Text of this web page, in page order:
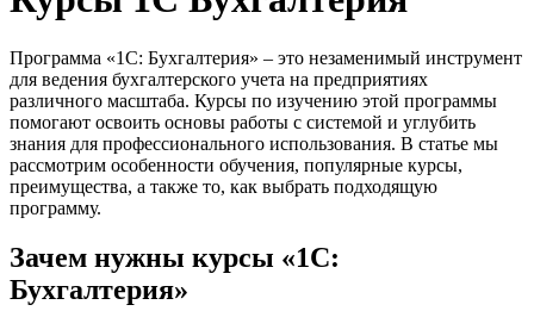
Программа «1С: Бухгалтерия» – это незаменимый инструмент
для ведения бухгалтерского учета на предприятиях
различного масштаба. Курсы по изучению этой программы
помогают освоить основы работы с системой и углубить
знания для профессионального использования. В статье мы
рассмотрим особенности обучения, популярные курсы,
преимущества, а также то, как выбрать подходящую
программу.
Зачем нужны курсы «1С:
Бухгалтерия»